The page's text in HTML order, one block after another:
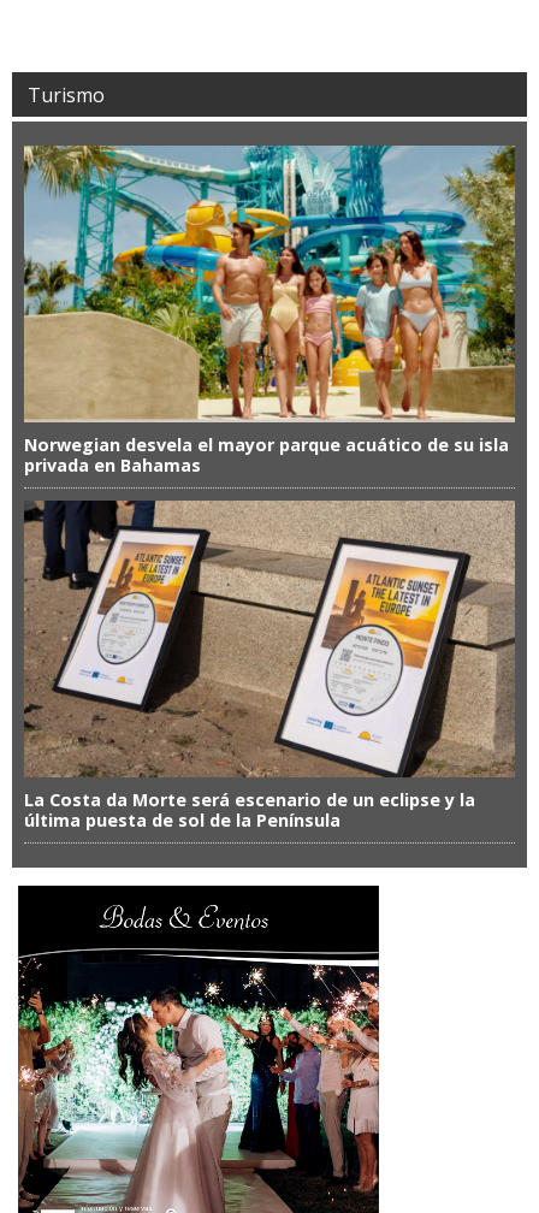
Turismo
Norwegian desvela el mayor parque acuático de su isla
privada en Bahamas
La Costa da Morte será escenario de un eclipse y la
última puesta de sol de la Península